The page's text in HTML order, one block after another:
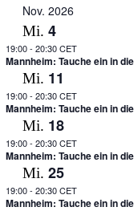
Nov. 2026
Mi. 4
19:00- 20:30 CET
Mannheim: Tauche ein in
Mi. 11
19:00- 20:30 CET
Mannheim: Tauche ein in
Mi. 18
19:00- 20:30 CET
Mannheim: Tauche ein in
Mi. 25
19:00- 20:30 CET
Mannheim: Tauche ein in